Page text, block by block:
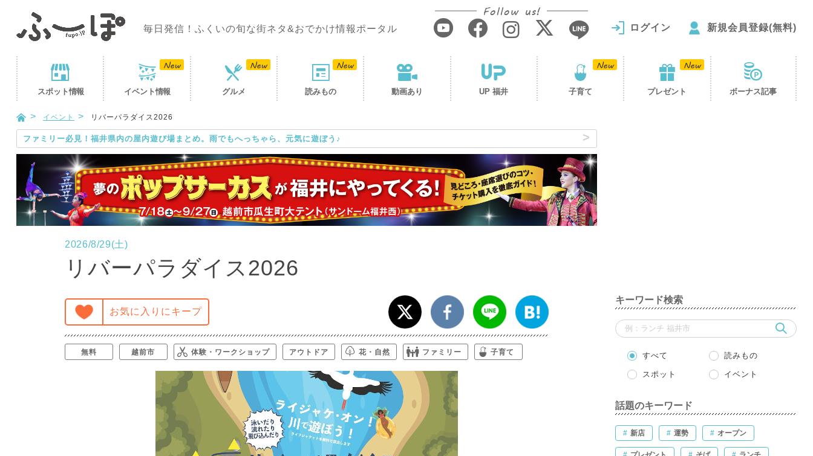
毎日発信！ふくいの旬な街ネタ&おでかけ情報ポータル
Follow us!
ログイン 新規会員登録(無料)
スポット情報 イベント情報 グルメ 読みもの 動画あり UP 福井 子育て プレゼント ボーナス記事
イベント リバーパラダイス2026
ファミリー必見！福井県内の屋内遊び場まとめ。雨でもへっちゃら、元気に遊ぼう♪
2026/8/29(土)
リバーパラダイス2026
お気に入りにキープ
無料 越前市 体験・ワークショップ アウトドア 花・自然 ファミリー 子育て
キーワード検索
すべて 読みもの
スポット イベント
話題のキーワード
# 新店 # 運勢 # オープン